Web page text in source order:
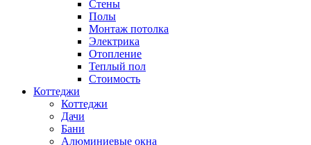
Стены
Полы
Монтаж потолка
Электрика
Отопление
Теплый пол
Стоимость
Коттеджи
Коттеджи
Дачи
Бани
Алюминиевые окна